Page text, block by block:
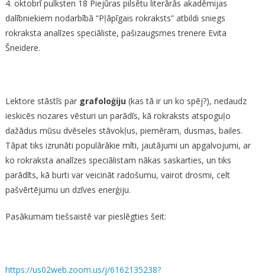
4. oktobrī pulksten 18 Piejūras pilsētu literārās akadēmijas
dalībniekiem nodarbībā “Pļāpīgais rokraksts” atbildi sniegs
rokraksta analīzes speciāliste, pašizaugsmes trenere Evita
Šneidere.
Lektore stāstīs par grafoloģiju(kas tā ir un ko spēj?), nedaudz
ieskicēs nozares vēsturi un parādīs, kā rokraksts atspoguļo
dažādus mūsu dvēseles stāvokļus, piemēram, dusmas, bailes.
Tāpat tiks izrunāti populārākie mīti, jautājumi un apgalvojumi, ar
ko rokraksta analīzes speciālistam nākas saskarties, un tiks
parādīts, kā burti var veicināt radošumu, vairot drosmi, celt
pašvērtējumu un dzīves enerģiju.
Pasākumam tiešsaistē var pieslēgties šeit:
https://us02web.zoom.us/j/6162135238?